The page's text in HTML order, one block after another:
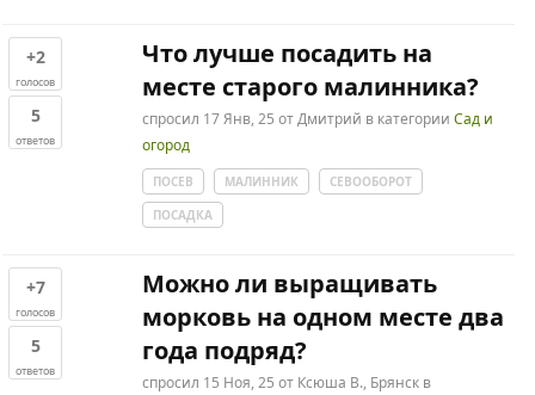
+2
голосов
5
ответов
Что лучше посадить на
месте старого малинника?
спросил 17 Янв, 25 отДмитрий в категории Сад и
огород
ПОСЕВ МАЛИННИК
СЕВООБОРОТ
ПОСАДКА
+7
голосов
5
ответов
Можно ли выращивать
морковь на одном месте два
года подряд?
спросил 15 Ноя, 25 от Ксюша В., Брянск в